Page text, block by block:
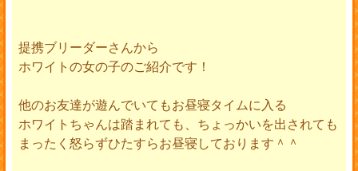
提携ブリーダーさんから
ホワイトの女の子のご紹介です！
他のお友達が遊んでいてもお昼寝タイムに入る
ホワイトちゃんは踏まれても、ちょっかいを出されても
まったく怒らずひたすらお昼寝しております＾＾